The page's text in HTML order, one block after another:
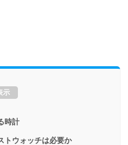
示
時計
トウォッチは必要か